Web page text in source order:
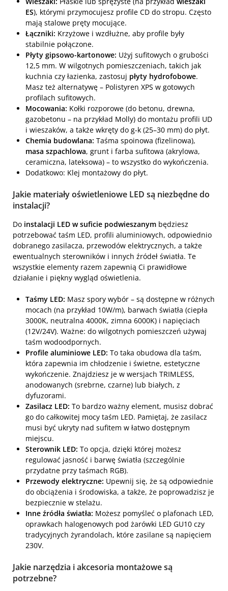
ES), którymi przymocujesz profile CD do stropu. Często
mają stalowe pręty mocujące.
Łączniki: Krzyżowe i wzdłużne, aby profile były
stabilnie połączone.
Płyty gipsowo-kartonowe: Użyj sufitowych o grubości
12,5 mm. W wilgotnych pomieszczeniach, takich jak
kuchnia czy łazienka, zastosuj płyty hydrofobowe.
Masz też alternatywę – Polistyren XPS w gotowych
profilach sufitowych.
Mocowania: Kołki rozporowe (do betonu, drewna,
gazobetonu – na przykład Molly) do montażu profili UD
i wieszaków, a także wkręty do g-k (25–30 mm) do płyt.
Chemia budowlana: Taśma spoinowa (fizelinowa),
masa szpachlowa, grunt i farba sufitowa (akrylowa,
ceramiczna, lateksowa) – to wszystko do wykończenia.
Dodatkowo: Klej montażowy do płyt.
Jakie materiały oświetleniowe LED są niezbędne do
instalacji?
Do instalacji LED w suficie podwieszanym będziesz
potrzebować taśm LED, profili aluminiowych, odpowiednio
dobranego zasilacza, przewodów elektrycznych, a także
ewentualnych sterowników i innych źródeł światła. Te
wszystkie elementy razem zapewnią Ci prawidłowe
działanie i piękny wygląd oświetlenia.
Taśmy LED: Masz spory wybór – są dostępne w różnych
mocach (na przykład 10W/m), barwach światła (ciepła
3000K, neutralna 4000K, zimna 6000K) i napięciach
(12V/24V). Ważne: do wilgotnych pomieszczeń używaj
taśm wodoodpornych.
Profile aluminiowe LED: To taka obudowa dla taśm,
która zapewnia im chłodzenie i świetne, estetyczne
wykończenie. Znajdziesz je w wersjach TRIMLESS,
anodowanych (srebrne, czarne) lub białych, z
dyfuzorami.
Zasilacz LED: To bardzo ważny element, musisz dobrać
go do całkowitej mocy taśm LED. Pamiętaj, że zasilacz
musi być ukryty nad sufitem w łatwo dostępnym
miejscu.
Sterownik LED: To opcja, dzięki której możesz
regulować jasność i barwę światła (szczególnie
przydatne przy taśmach RGB).
Przewody elektryczne: Upewnij się, że są odpowiednie
do obciążenia i środowiska, a także, że poprowadzisz je
bezpiecznie w stelażu.
Inne źródła światła: Możesz pomyśleć o plafonach LED,
oprawkach halogenowych pod żarówki LED GU10 czy
tradycyjnych żyrandolach, które zasilane są napięciem
230V.
Jakie narzędzia i akcesoria montażowe są
potrzebne?